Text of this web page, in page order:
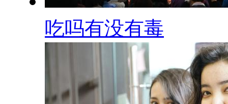
吃吗有没有毒